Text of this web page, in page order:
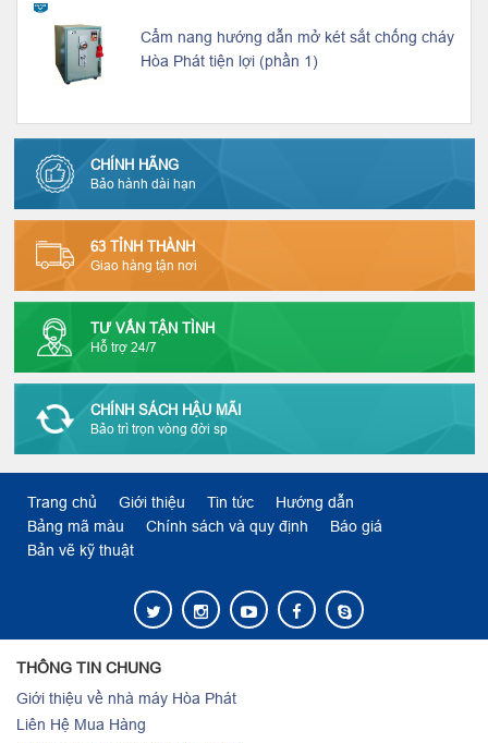
Cẩm nang hướng dẫn mở két sắt chống cháy
Hòa Phát tiện lợi (phần 1)
CHÍNH HÃNG
Bảo hành dài hạn
63 TỈNH THÀNH
Giao hàng tận nơi
TƯ VẤN TẬN TÌNH
Hỗ trợ 24/7
CHÍNH SÁCH HẬU MÃI
Bảo trì trọn vòng đời sp
Trang chủ Giới thiệu Tin tức
Hướng dẫn
Bảng mã màu
Chính sách và quy định
Báo giá
Bản vẽ kỹ thuật
THÔNG TIN CHUNG
Giới thiệu về nhà máy Hòa Phát
Liên Hệ Mua Hàng